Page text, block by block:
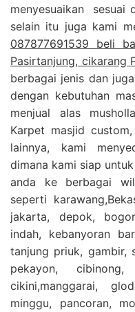
menyesuaikan sesuai
selain itu juga kami
087877691539 beli
Pasirtanjung, cikarang
berbagai jenis dan
dengan kebutuhan
menjual alas
Karpet masjid
lainnya, kami
dimana kami siap
anda ke berbagai
seperti
jakarta, depok,
indah, kebanyoran
tanjung priuk, gambir,
pekayon, cibinong,
cikini,manggarai,
minggu, pancoran,